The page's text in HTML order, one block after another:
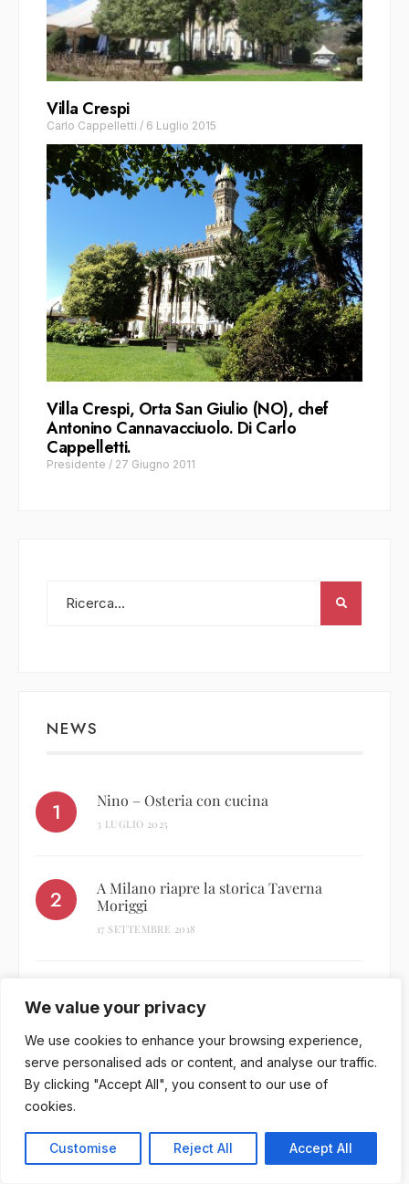
We value your privacy
We use cookies to enhance your browsing experience,
serve personalised ads or content, and analyse our traffic.
By clicking "Accept All", you consent to our use of
cookies.
Customise Reject All Accept All
Villa Crespi
Carlo Cappelletti / 6 Luglio 2015
Villa Crespi, Orta San Giulio (NO), chef
Antonino Cannavacciuolo. Di Carlo
Cappelletti.
Presidente / 27 Giugno 2011
NEWS
Nino – Osteria con cucina
3 LUGLIO 2025
A Milano riapre la storica Taverna
Moriggi
17 SETTEMBRE 2018
13 OTTOBRE 2024
Locanda Piera
100 BEST ITALIAN ROSÈ 2024